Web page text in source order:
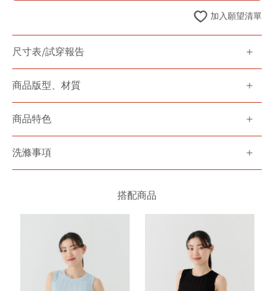
加入願望清單
尺寸表/試穿報告
商品版型、材質
商品特色
洗滌事項
搭配商品